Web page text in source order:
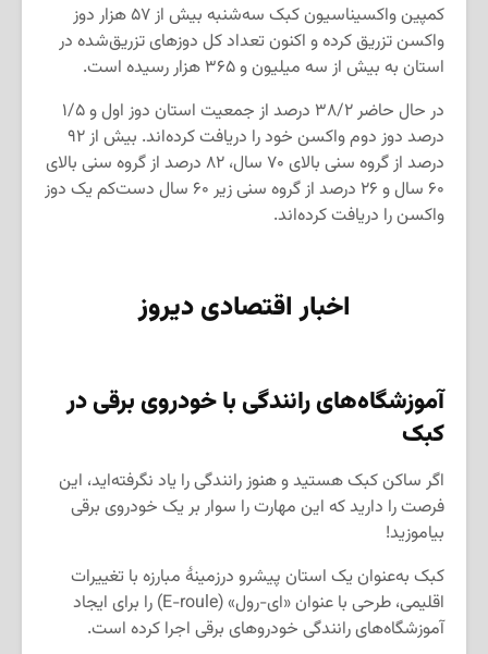
کمپین واکسیناسیون کبک سه‌شنبه بیش از ۵۷ هزار دوز
واکسن تزریق کرده و اکنون تعداد کل دوزهای تزریق‌شده در
استان به بیش از سه میلیون و ۳۶۵ هزار رسیده است.
در حال حاضر ۳۸/۲ درصد از جمعیت استان دوز اول و ۱/۵
درصد دوز دوم واکسن خود را دریافت کرده‌اند. بیش از ۹۲
درصد از گروه سنی بالای ۷۰ سال، ۸۲ درصد از گروه سنی بالای
۶۰ سال و ۲۶ درصد از گروه سنی زیر ۶۰ سال دست‌کم یک دوز
واکسن را دریافت کرده‌اند.
اخبار اقتصادی دیروز
آموزشگاه‌های رانندگی با خودروی برقی در
کبک
اگر ساکن کبک هستید و هنوز رانندگی را یاد نگرفته‌اید، این
فرصت را دارید که این مهارت را سوار بر یک خودروی برقی
بیاموزید!
کبک به‌عنوان یک استان پیشرو درزمینهٔ مبارزه با تغییرات
اقلیمی، طرحی با عنوان «ای-رول» (E-roule) را برای ایجاد
آموزشگاه‌های رانندگی خودروهای برقی اجرا کرده است.